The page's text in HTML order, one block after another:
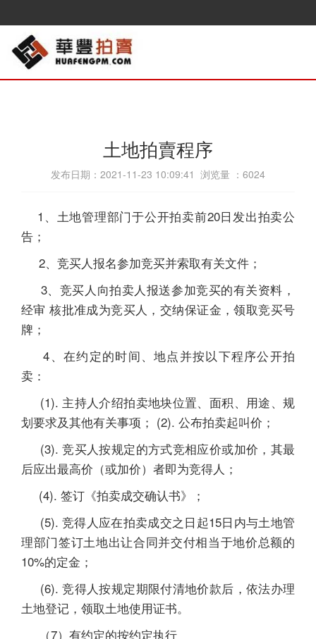
土地拍賣程序
发布日期：2021-11-23 10:09:41 浏览量 ： 6024
1、土地管理部门于公开拍卖前20日发出拍卖公
告；
2、竞买人报名参加竞买并索取有关文件；
3、竞买人向拍卖人报送参加竞买的有关资料，
经审 核批准成为竞买人，交纳保证金，领取竞买号
牌；
4、在约定的时间、地点并按以下程序公开拍
卖：
(1). 主持人介绍拍卖地块位置、面积、用途、规
划要求及其他有关事项； (2). 公布拍卖起叫价；
(3). 竞买人按规定的方式竞相应价或加价，其最
后应出最高价（或加价）者即为竞得人；
(4). 签订《拍卖成交确认书》；
(5). 竞得人应在拍卖成交之日起15日内与土地管
理部门签订土地出让合同并交付相当于地价总额的
10%的定金；
(6). 竞得人按规定期限付清地价款后，依法办理
土地登记，领取土地使用证书。
（7）有约定的按约定执行